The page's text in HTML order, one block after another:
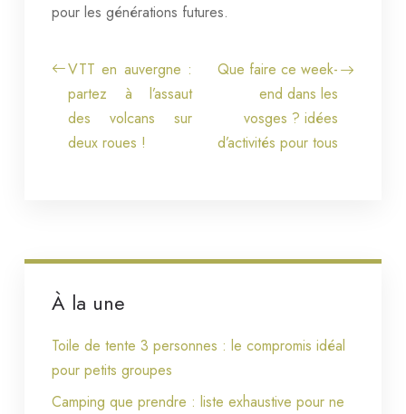
pour les générations futures.
VTT en auvergne :
partez à l’assaut
des volcans sur
deux roues !
Que faire ce week-
end dans les
vosges ? idées
d’activités pour tous
À la une
Toile de tente 3 personnes : le compromis idéal
pour petits groupes
Camping que prendre : liste exhaustive pour ne